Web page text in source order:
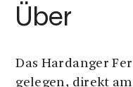
Über
Das Hardanger
gelegen, direkt